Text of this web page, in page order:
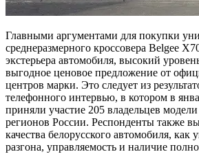
Главными аргументами для покупки
среднеразмерного кроссовера Belgee
экстерьера автомобиля, высокий
выгодное ценовое предложение от
центров марки. Это следует из
телефонного интервью, в котором в
приняли участие 205 владельцев
регионов России. Респонденты также
качества белорусского автомобиля, как
разгона, управляемость и наличие